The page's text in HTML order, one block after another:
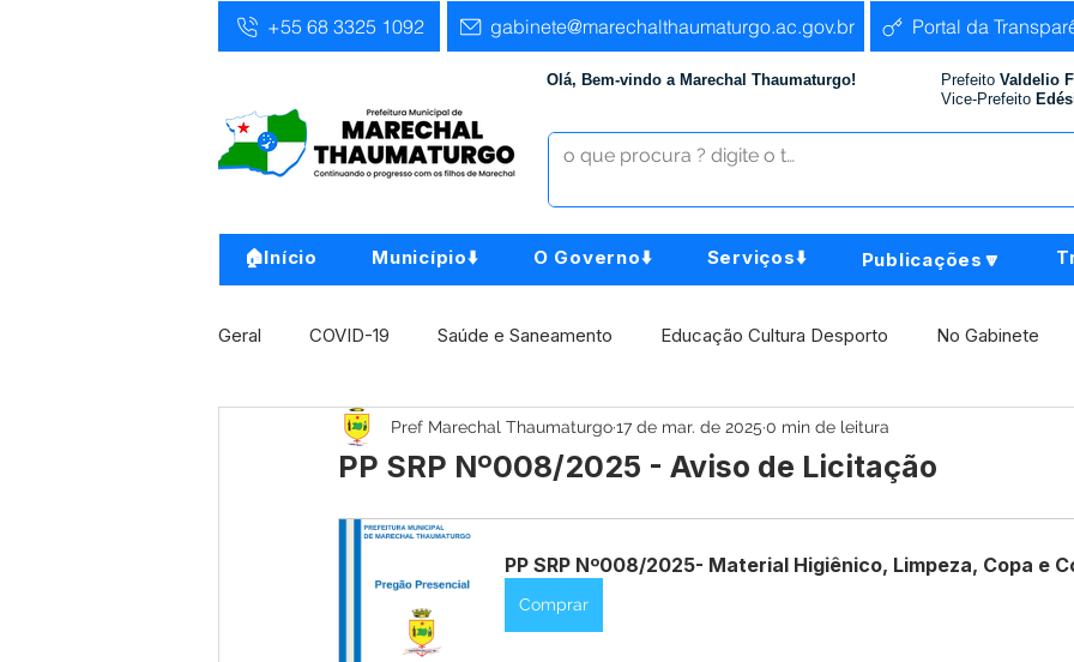
+55 68 3325 1092 gabinete@marechalthaumaturgo.ac.gov.br Portal da
Olá, Bem-vindo a Marechal Thaumaturgo! Prefeito Valdelio
Vice-Prefeito
🏠Início Município⬇️ O Governo⬇️ Serviços⬇️ Publicações🔽
Geral COVID-19 Saúde e Saneamento Educação Cultura Desporto No Gabinete
Infra, Obra e Transporte Assistência Social Comunidade Agricultura e Produção
Concursos Comunicado Institucional e Governo Políticas Públicas
Campanhas
PP SRP Nº008/2025 - Aviso de Licitação
Pref Marechal Thaumaturgo17 de mar. de 2025 0 min de leitura
PP SRP Nº008/2025- Material Higiênico, Limpeza, Copa e
Comprar